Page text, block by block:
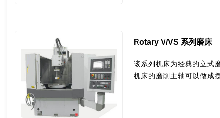
Rotary V/VS 系列磨床
该系列机床为经典的立式
机床的磨削主轴可以做成